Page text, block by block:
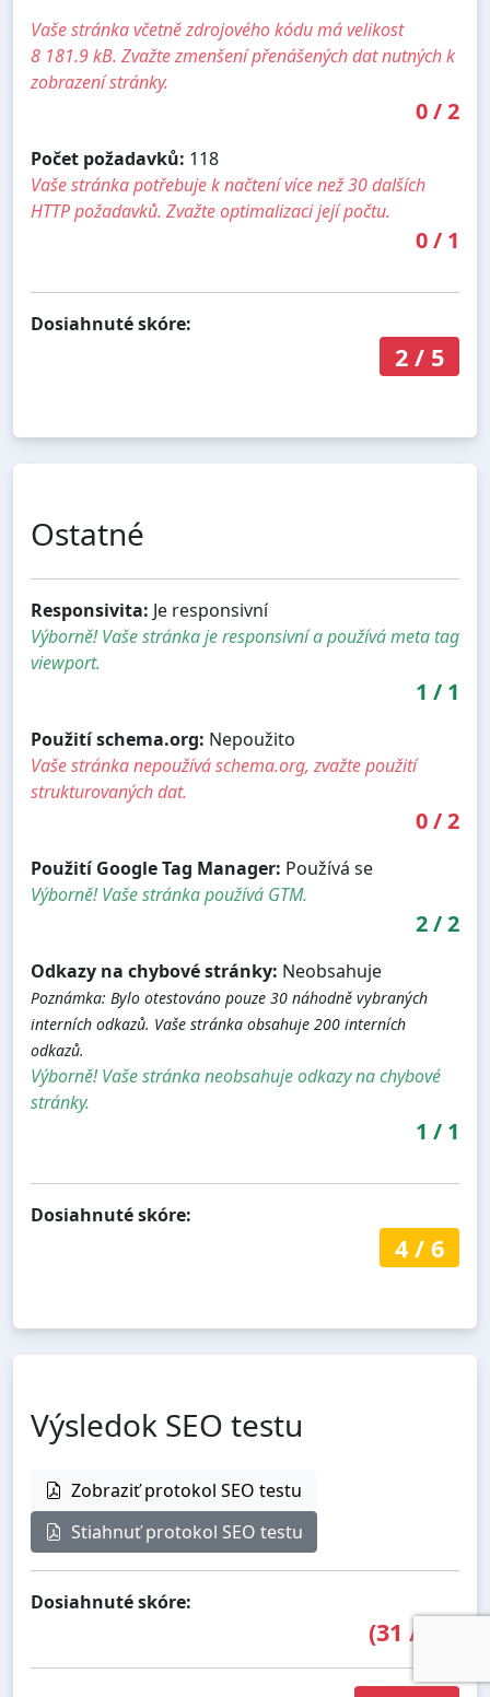
Vaše stránka včetně zdrojového kódu má velikost
8 181.9 kB. Zvažte zmenšení přenášených dat nutných k
zobrazení stránky.
0/2
Počet požadavků: 118
Vaše stránka potřebuje k načtení více než 30 dalších
HTTP požadavků. Zvažte optimalizaci její počtu.
0/ 1
Dosiahnuté skóre:
2/ 5
Ostatné
Responsivita: Je responsivní
Výborně! Vaše stránka je responsivní a používá meta tag
viewport.
1 / 1
Použití schema.org: Nepoužito
Vaše stránka nepoužívá schema.org, zvažte použití
strukturovaných dat.
0/2
Použití Google Tag Manager: Používá se
Výborně! Vaše stránka používá GTM.
2/2
Odkazy na chybové stránky: Neobsahuje
Poznámka: Bylo otestováno pouze 30 náhodně vybraných
interních odkazů. Vaše stránka obsahuje 200 interních
odkazů.
Výborně! Vaše stránka neobsahuje odkazy na chybové
stránky.
1 / 1
Dosiahnuté skóre:
4/ 6
Výsledok SEO testu
Zobraziť protokol SEO testu
Stiahnuť protokol SEO testu
Dosiahnuté skóre:
(31 /